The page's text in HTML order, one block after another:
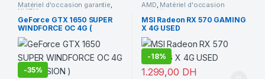
Matériel d'occasion garantie,
NVIDIA
GeForce GTX 1650 SUPER
WINDFORCE OC 4G (
OCCASION )
-35%
AMD, Matériel d'occasion
garantie
MSI Radeon RX 570 GAMING
X 4G USED
-18%
1.299,00 DH